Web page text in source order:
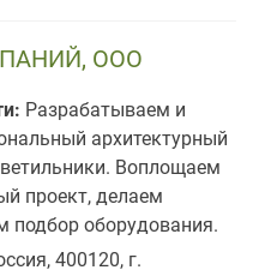
ООО
Разрабатываем и
архитектурный
Воплощаем
проект, делаем
подбор оборудования.
400120, г.